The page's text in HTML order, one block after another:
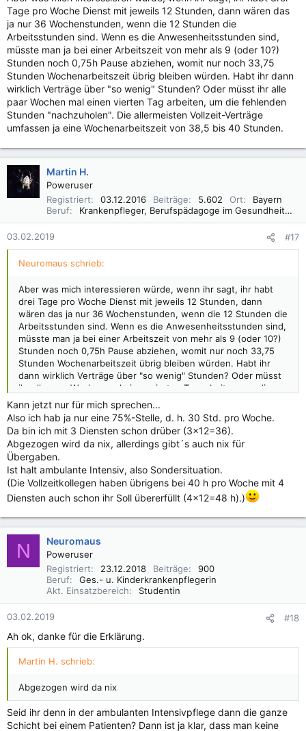
Tage pro Woche Dienst mit jeweils 12 Stunden, dann wären das
ja nur 36 Wochenstunden, wenn die 12 Stunden die
Arbeitsstunden sind. Wenn es die Anwesenheitsstunden sind,
müsste man ja bei einer Arbeitszeit von mehr als 9 (oder 10?)
Stunden noch 0,75h Pause abziehen, womit nur noch 33,75
Stunden Wochenarbeitszeit übrig bleiben würden. Habt ihr dann
wirklich Verträge über "so wenig" Stunden? Oder müsst ihr alle
paar Wochen mal einen vierten Tag arbeiten, um die fehlenden
Stunden "nachzuholen". Die allermeisten Vollzeit-Verträge
umfassen ja eine Wochenarbeitszeit von 38,5 bis 40 Stunden.
Martin H.
Poweruser
Registriert
03.12.2016 Beiträge 5.602 Ort
Bayern
Beruf
Krankenpfleger, Berufspädagoge im Gesundheitswesen B. A.
03.02.2019 #17
Neuromaus schrieb:
Aber was mich interessieren würde, wenn ihr sagt, ihr habt
drei Tage pro Woche Dienst mit jeweils 12 Stunden, dann
wären das ja nur 36 Wochenstunden, wenn die 12 Stunden die
Arbeitsstunden sind. Wenn es die Anwesenheitsstunden sind,
müsste man ja bei einer Arbeitszeit von mehr als 9 (oder 10?)
Stunden noch 0,75h Pause abziehen, womit nur noch 33,75
Stunden Wochenarbeitszeit übrig bleiben würden. Habt ihr
dann wirklich Verträge über "so wenig" Stunden? Oder müsst
ihr alle paar Wochen mal einen vierten Tag arbeiten, um die
fehlenden Stunden "nachzuholen". Die allermeisten Vollzeit-
Verträge umfassen ja eine Wochenarbeitszeit von 38,5 bis 40
Stunden.
Kann jetzt nur für mich sprechen...
Also ich hab ja nur eine 75%-Stelle, d. h. 30 Std. pro Woche.
Da bin ich mit 3 Diensten schon drüber (3x12=36).
Abgezogen wird da nix, allerdings gibt´s auch nix für
Übergaben.
Ist halt ambulante Intensiv, also Sondersituation.
(Die Vollzeitkollegen haben übrigens bei 40 h pro Woche mit 4
Diensten auch schon ihr Soll übererfüllt (4x12=48 h).)
N Neuromaus
Poweruser
Registriert
23.12.2018 Beiträge
900
Beruf
Ges.- u. Kinderkrankenpflegerin
Akt. Einsatzbereich
Studentin
03.02.2019 #18
Ah ok, danke für die Erklärung.
Martin H. schrieb:
Abgezogen wird da nix
Seid ihr denn in der ambulanten Intensivpflege dann die ganze
Schicht bei einem Patienten? Dann ist ja klar, dass man keine